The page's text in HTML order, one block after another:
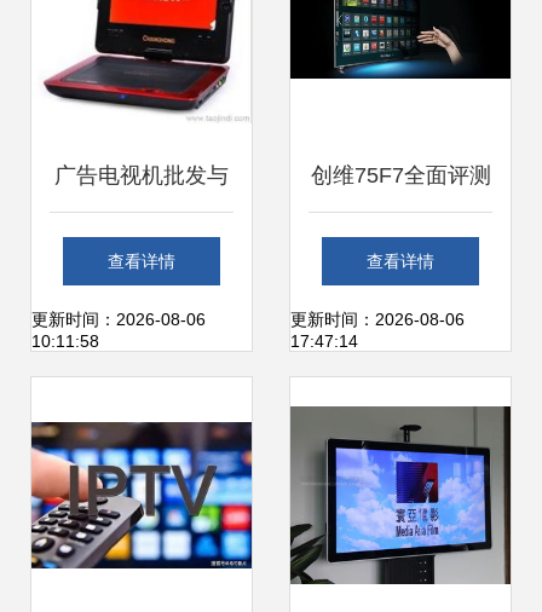
广告电视机批发与
供应 打造高效视觉
营销的黄金密钥
查看详情
更新时间：2026-08-06
10:11:58
创维75F7全面评测
价格、参数与市场
对比分析
查看详情
更新时间：2026-08-06
17:47:14